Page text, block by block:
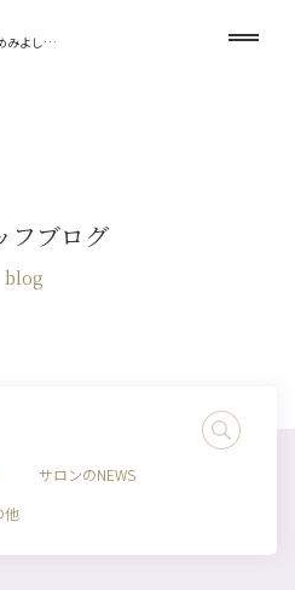
みよし…
フブログ
blog
サロンのNEWS
他